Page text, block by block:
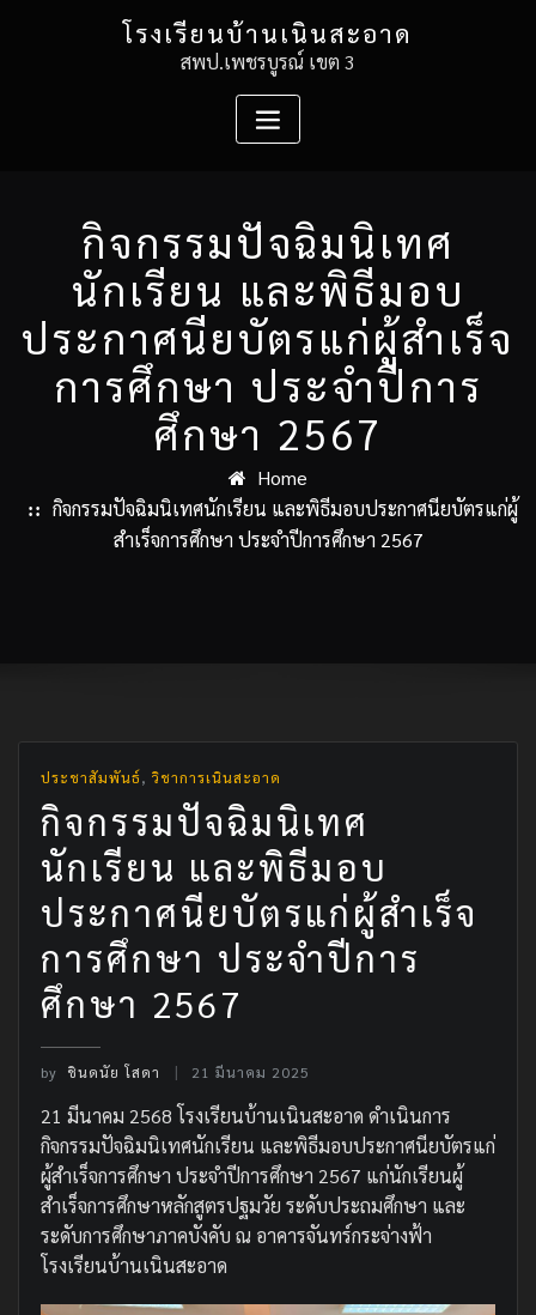
โรงเรียนบ้านเนินสะอาด
สพป.เพชรบูรณ์ เขต 3
กิจกรรมปัจฉิมนิเทศ
นักเรียน และพิธีมอบ
ประกาศนียบัตรแก่ผู้สำเร็จ
การศึกษา ประจำปีการ
ศึกษา 2567
Home
กิจกรรมปัจฉิมนิเทศนักเรียน และพิธีมอบประกาศนียบัตรแก่ผู้
สำเร็จการศึกษา ประจำปีการศึกษา 2567
ประชาสัมพันธ์, วิชาการเนินสะอาด
กิจกรรมปัจฉิมนิเทศ
นักเรียน และพิธีมอบ
ประกาศนียบัตรแก่ผู้สำเร็จ
การศึกษา ประจำปีการ
ศึกษา 2567
by ชินดนัย โสดา 21 มีนาคม 2025
21 มีนาคม 2568 โรงเรียนบ้านเนินสะอาด ดำเนินการ
กิจกรรมปัจฉิมนิเทศนักเรียน และพิธีมอบประกาศนียบัตรแก่
ผู้สำเร็จการศึกษา ประจำปีการศึกษา 2567 แก่นักเรียนผู้
สำเร็จการศึกษาหลักสูตรปฐมวัย ระดับประถมศึกษา และ
ระดับการศึกษาภาคบังคับ ณ อาคารจันทร์กระจ่างฟ้า
โรงเรียนบ้านเนินสะอาด